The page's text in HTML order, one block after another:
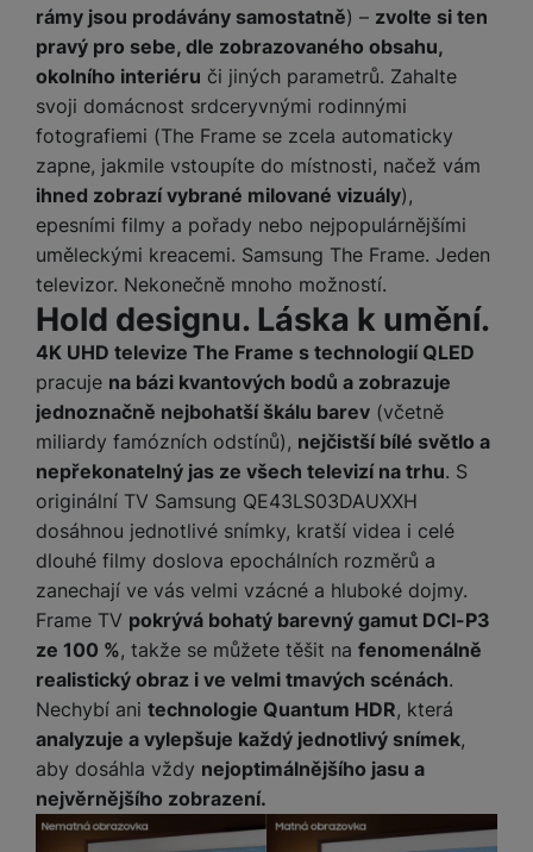
rámy jsou prodávány samostatně) – zvolte si ten
pravý pro sebe, dle zobrazovaného obsahu,
okolního interiéru či jiných parametrů. Zahalte
svoji domácnost srdceryvnými rodinnými
fotografiemi (The Frame se zcela automaticky
zapne, jakmile vstoupíte do místnosti, načež vám
ihned zobrazí vybrané milované vizuály),
epesními filmy a pořady nebo nejpopulárnějšími
uměleckými kreacemi. Samsung The Frame. Jeden
televizor. Nekonečně mnoho možností.
Hold designu. Láska k umění.
4K UHD televize The Frame s technologií QLED
pracuje na bázi kvantových bodů a zobrazuje
jednoznačně nejbohatší škálu barev (včetně
miliardy famózních odstínů), nejčistší bílé světlo a
nepřekonatelný jas ze všech televizí na trhu. S
originální TV Samsung QE43LS03DAUXXH
dosáhnou jednotlivé snímky, kratší videa i celé
dlouhé filmy doslova epochálních rozměrů a
zanechají ve vás velmi vzácné a hluboké dojmy.
Frame TV pokrývá bohatý barevný gamut DCI-P3
ze 100 %, takže se můžete těšit na fenomenálně
realistický obraz i ve velmi tmavých scénách.
Nechybí ani technologie Quantum HDR, která
analyzuje a vylepšuje každý jednotlivý snímek,
aby dosáhla vždy nejoptimálnějšího jasu a
nejvěrnějšího zobrazení.